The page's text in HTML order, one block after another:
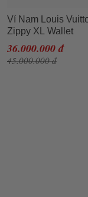
Ví Nam Louis
Zippy XL Wallet
Monogram Clutch
36.000.000 đ
45.000.000 đ